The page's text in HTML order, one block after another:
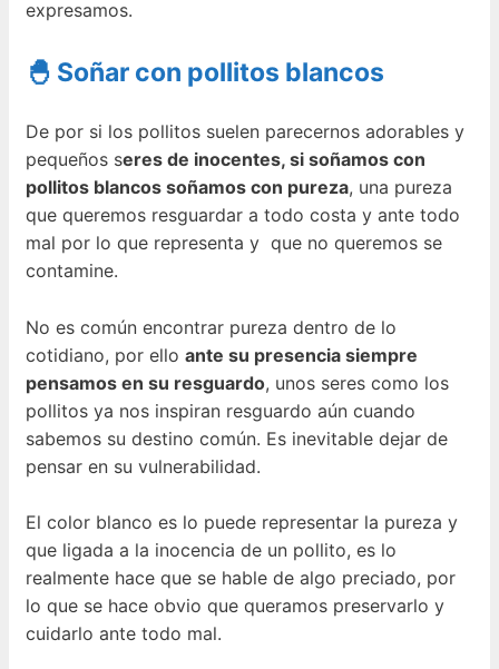
expresamos.
🐣 Soñar con pollitos blancos
De por si los pollitos suelen parecernos adorables y
pequeños seres de inocentes, si soñamos con
pollitos blancos soñamos con pureza, una pureza
que queremos resguardar a todo costa y ante todo
mal por lo que representa y que no queremos se
contamine.
No es común encontrar pureza dentro de lo
cotidiano, por ello ante su presencia siempre
pensamos en su resguardo, unos seres como los
pollitos ya nos inspiran resguardo aún cuando
sabemos su destino común. Es inevitable dejar de
pensar en su vulnerabilidad.
El color blanco es lo puede representar la pureza y
que ligada a la inocencia de un pollito, es lo
realmente hace que se hable de algo preciado, por
lo que se hace obvio que queramos preservarlo y
cuidarlo ante todo mal.